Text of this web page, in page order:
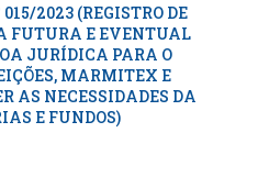
2023 (REGISTRO DE
FUTURA E EVENTUAL
JURÍDICA PARA O
MARMITEX E
AS NECESSIDADES DA
E FUNDOS)